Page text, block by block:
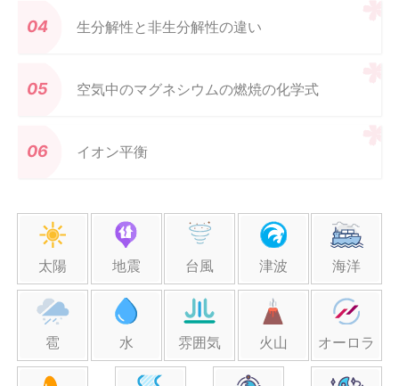
生分解性と非生分解性の違い
空気中のマグネシウムの燃焼の化学式
イオン平衡
太陽 地震 台風 津波 海洋
雹 水 雰囲気 火山 オーロラ